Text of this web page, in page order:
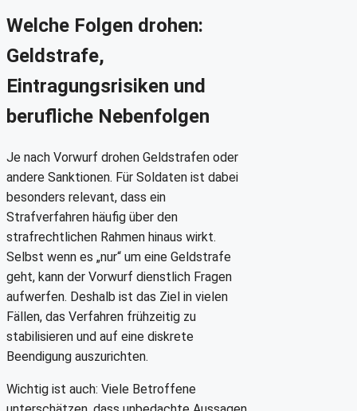
Welche Folgen drohen:
Geldstrafe,
Eintragungsrisiken und
berufliche Nebenfolgen
Je nach Vorwurf drohen Geldstrafen oder
andere Sanktionen. Für Soldaten ist dabei
besonders relevant, dass ein
Strafverfahren häufig über den
strafrechtlichen Rahmen hinaus wirkt.
Selbst wenn es „nur“ um eine Geldstrafe
geht, kann der Vorwurf dienstlich Fragen
aufwerfen. Deshalb ist das Ziel in vielen
Fällen, das Verfahren frühzeitig zu
stabilisieren und auf eine diskrete
Beendigung auszurichten.
Wichtig ist auch: Viele Betroffene